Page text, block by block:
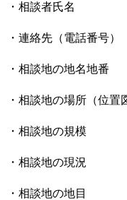
・相談者氏名
・連絡先（電話番号）
・相談地の地名地番
・相談地の場所（位置
・相談地の規模
・相談地の現況
・相談地の地目